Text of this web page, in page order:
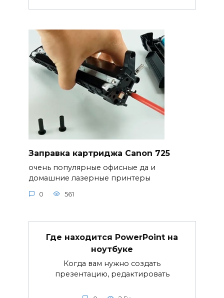
Заправка картриджа Canon 725
очень популярные офисные да и
домашние лазерные принтеры
0 561
Где находится PowerPoint на
ноутбуке
Когда вам нужно создать
презентацию, редактировать